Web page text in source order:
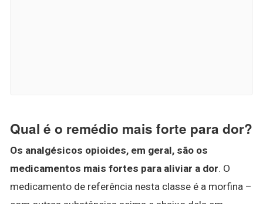
Qual é o remédio mais forte para dor?
Os analgésicos opioides, em geral, são os
medicamentos mais fortes para aliviar a dor. O
medicamento de referência nesta classe é a morfina –